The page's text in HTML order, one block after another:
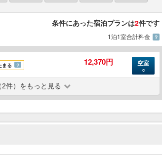
条件にあった宿泊プランは2件です
1泊1室合計料金 ？
まる ？ 12,370円 空室
○
件）をもっと見る